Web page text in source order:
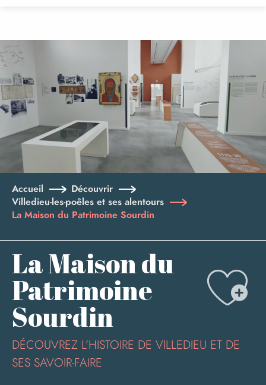
contenu
principal
Accueil
Découvrir
Villedieu-les-poêles et ses alentours
La Maison du Patrimoine Sourdin
La Maison du
Patrimoine
Sourdin
DÉCOUVREZ L’HISTOIRE DE VILLEDIEU ET DE
SES SAVOIR-FAIRE